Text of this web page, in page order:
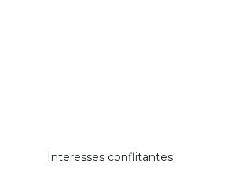
Interesses conflitantes